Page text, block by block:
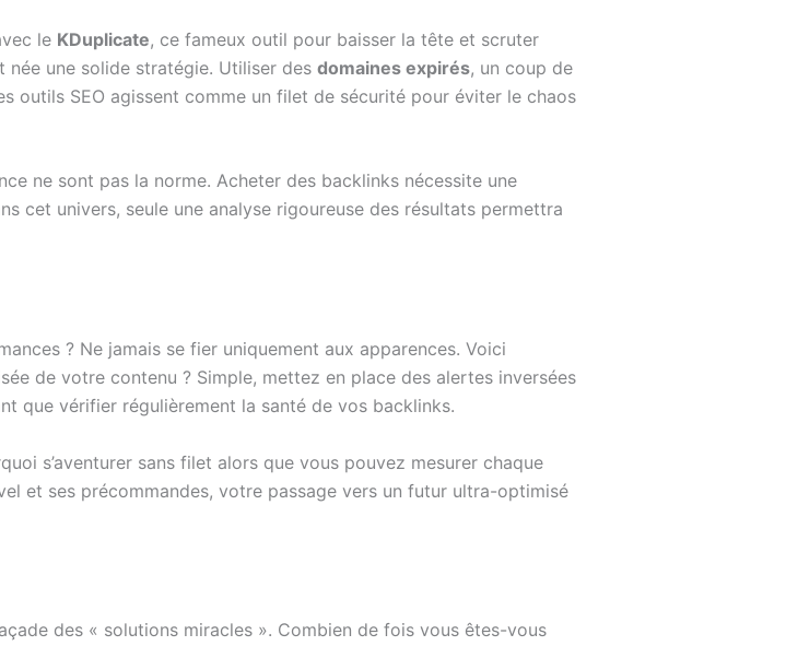
le KDuplicate, ce fameux outil pour baisser la tête et scruter
une solide stratégie. Utiliser des domaines expirés, un coup de
outils SEO agissent comme un filet de sécurité pour éviter le chaos
ne sont pas la norme. Acheter des backlinks nécessite une
cet univers, seule une analyse rigoureuse des résultats permettra
? Ne jamais se fier uniquement aux apparences. Voici
de votre contenu ? Simple, mettez en place des alertes inversées
que vérifier régulièrement la santé de vos backlinks.
s’aventurer sans filet alors que vous pouvez mesurer chaque
et ses précommandes, votre passage vers un futur ultra-optimisé
des « solutions miracles ». Combien de fois vous êtes-vous